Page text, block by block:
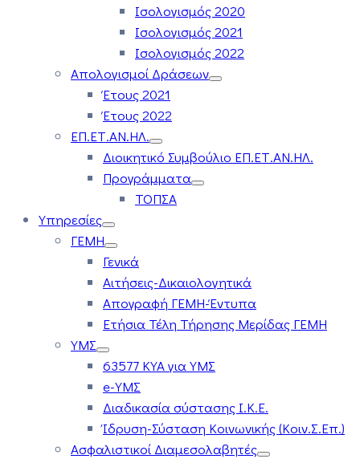
Ισολογισμός 2020
Ισολογισμός 2021
Ισολογισμός 2022
Απολογισμοί Δράσεων
Έτους 2021
Έτους 2022
ΕΠ.ΕΤ.ΑΝ.ΗΛ.
Διοικητικό Συμβούλιο ΕΠ.ΕΤ.ΑΝ.ΗΛ.
Προγράμματα
ΤΟΠΣΑ
Υπηρεσίες
ΓΕΜΗ
Γενικά
Αιτήσεις-Δικαιολογητικά
Απογραφή ΓΕΜΗ-Έντυπα
Ετήσια Τέλη Τήρησης Μερίδας ΓΕΜΗ
ΥΜΣ
63577 ΚΥΑ για ΥΜΣ
e-ΥΜΣ
Διαδικασία σύστασης Ι.Κ.Ε.
Ίδρυση-Σύσταση Κοινωνικής (Κοιν.Σ.Επ.)
Ασφαλιστικοί Διαμεσολαβητές